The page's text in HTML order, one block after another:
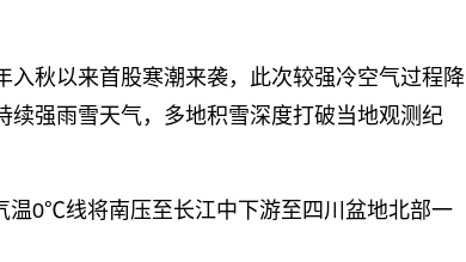
秋以来首股寒潮来袭，此次较强冷空气过程降
强雨雪天气，多地积雪深度打破当地观测纪
0℃线将南压至长江中下游至四川盆地北部一